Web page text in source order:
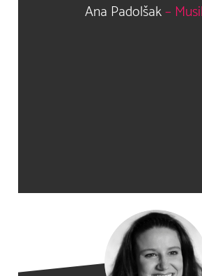
Ana Padolšak–